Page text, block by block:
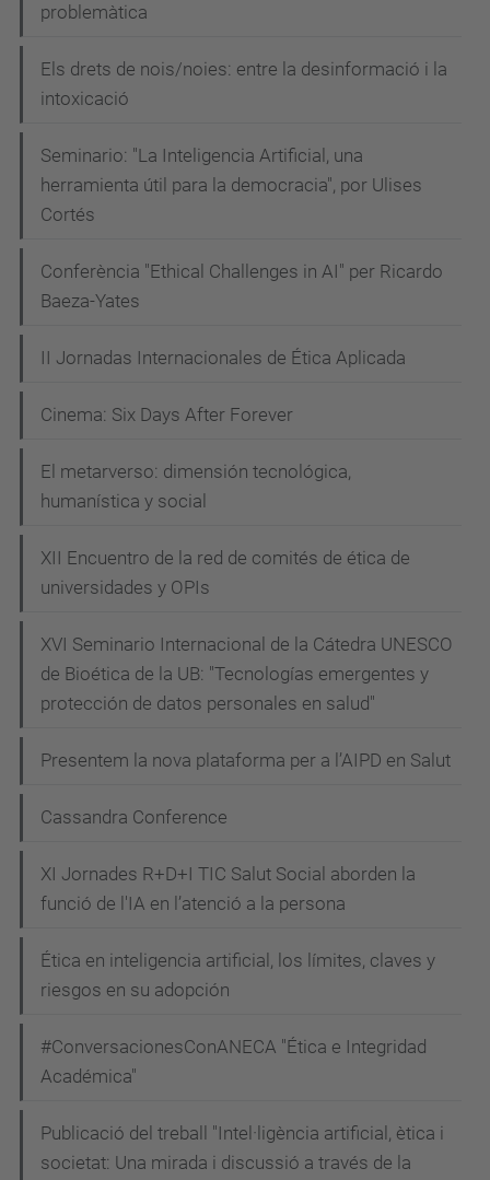
problemàtica
Els drets de nois/noies: entre la desinformació i la
intoxicació
Seminario: "La Inteligencia Artificial, una
herramienta útil para la democracia", por Ulises
Cortés
Conferència "Ethical Challenges in AI" per Ricardo
Baeza-Yates
II Jornadas Internacionales de Ética Aplicada
Cinema: Six Days After Forever
El metarverso: dimensión tecnológica,
humanística y social
XII Encuentro de la red de comités de ética de
universidades y OPIs
XVI Seminario Internacional de la Cátedra UNESCO
de Bioética de la UB: "Tecnologías emergentes y
protección de datos personales en salud"
Presentem la nova plataforma per a l’AIPD en Salut
Cassandra Conference
XI Jornades R+D+I TIC Salut Social aborden la
funció de l'IA en l’atenció a la persona
Ética en inteligencia artificial, los límites, claves y
riesgos en su adopción
#ConversacionesConANECA "Ética e Integridad
Académica"
Publicació del treball "Intel·ligència artificial, ètica i
societat: Una mirada i discussió a través de la